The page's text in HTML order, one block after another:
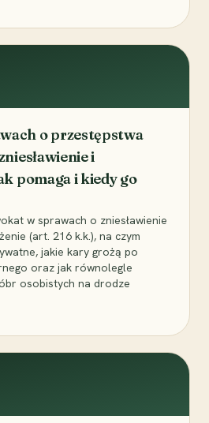
o przestępstwa
i
pomaga i kiedy go
w sprawach o zniesławienie
(art. 216 k.k.), na czym
jakie kary grożą po
oraz jak równolegle
osobistych na drodze